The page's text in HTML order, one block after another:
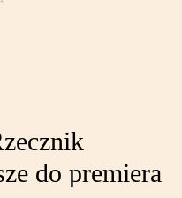
do premiera